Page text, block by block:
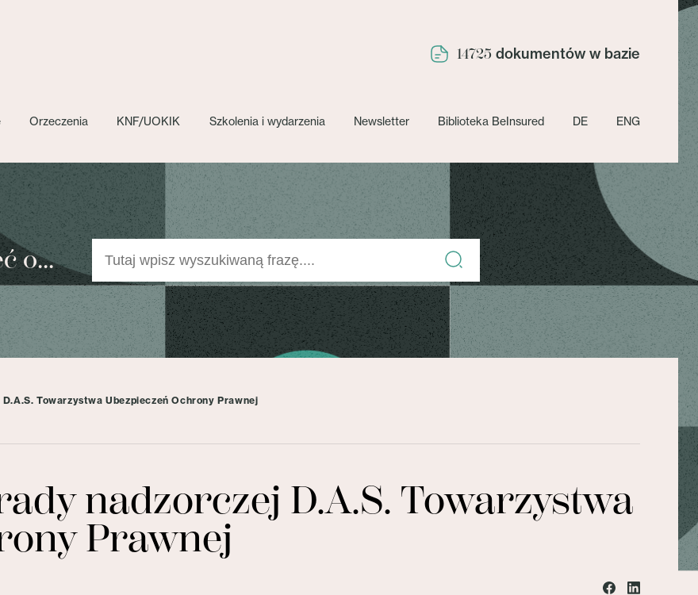
14725 dokumentów w bazie
Orzeczenia KNF/UOKIK Szkolenia i wydarzenia Newsletter Biblioteka BeInsured DE ENG
o...
Towarzystwa Ubezpieczeń Ochrony Prawnej
nadzorczej D.A.S. Towarzystwa
Prawnej